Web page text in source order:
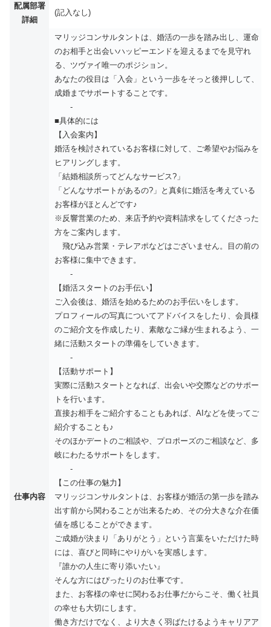
配属部署
詳細
(記入なし)
仕事内容
マリッジコンサルタントは、婚活の一歩を踏み出し、運命
のお相手と出会いハッピーエンドを迎えるまでを見守れ
る、ツヴァイ唯一のポジション。
あなたの役目は「入会」という一歩をそっと後押しして、
成婚までサポートすることです。
-
■具体的には
【入会案内】
婚活を検討されているお客様に対して、ご希望やお悩みを
ヒアリングします。
「結婚相談所ってどんなサービス?」
「どんなサポートがあるの?」と真剣に婚活を考えている
お客様がほとんどです♪
※反響営業のため、来店予約や資料請求をしてくださった
方をご案内します。
飛び込み営業・テレアポなどはございません。目の前の
お客様に集中できます。
-
【婚活スタートのお手伝い】
ご入会後は、婚活を始めるためのお手伝いをします。
プロフィールの写真についてアドバイスをしたり、会員様
のご紹介文を作成したり、素敵なご縁が生まれるよう、一
緒に活動スタートの準備をしていきます。
-
【活動サポート】
実際に活動スタートとなれば、出会いや交際などのサポー
トを行います。
直接お相手をご紹介することもあれば、AIなどを使ってご
紹介することも♪
そのほかデートのご相談や、プロポーズのご相談など、多
岐にわたるサポートをします。
-
【この仕事の魅力】
マリッジコンサルタントは、お客様が婚活の第一歩を踏み
出す前から関わることが出来るため、その分大きな介在価
値を感じることができます。
ご成婚が決まり「ありがとう」という言葉をいただけた時
には、喜びと同時にやりがいを実感します。
『誰かの人生に寄り添いたい』
そんな方にはぴったりのお仕事です。
また、お客様の幸せに関わるお仕事だからこそ、働く社員
の幸せも大切にします。
働き方だけでなく、より大きく羽ばたけるようキャリアア